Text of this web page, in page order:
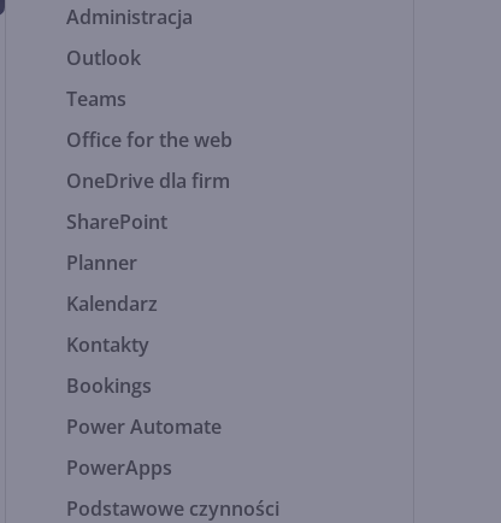
Administracja
Outlook
Teams
Office for the web
OneDrive dla firm
SharePoint
Planner
Kalendarz
Kontakty
Bookings
Power Automate
PowerApps
Podstawowe czynności